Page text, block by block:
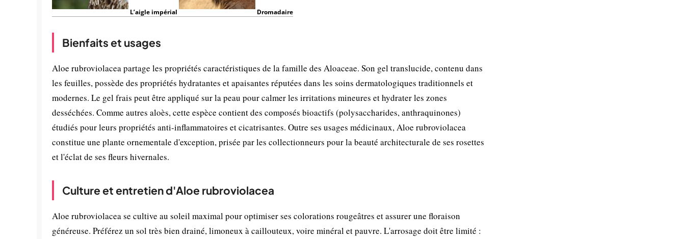
L’aigle impérial Dromadaire
Bienfaits et usages
Aloe rubroviolacea partage les propriétés caractéristiques de la famille des Aloaceae. Son gel translucide, contenu dans
les feuilles, possède des propriétés hydratantes et apaisantes réputées dans les soins dermatologiques traditionnels et
modernes. Le gel frais peut être appliqué sur la peau pour calmer les irritations mineures et hydrater les zones
desséchées. Comme autres aloès, cette espèce contient des composés bioactifs (polysaccharides, anthraquinones)
étudiés pour leurs propriétés anti-inflammatoires et cicatrisantes. Outre ses usages médicinaux, Aloe rubroviolacea
constitue une plante ornementale d'exception, prisée par les collectionneurs pour la beauté architecturale de ses rosettes
et l'éclat de ses fleurs hivernales.
Culture et entretien d'Aloe rubroviolacea
Aloe rubroviolacea se cultive au soleil maximal pour optimiser ses colorations rougeâtres et assurer une floraison
généreuse. Préférez un sol très bien drainé, limoneux à caillouteux, voire minéral et pauvre. L'arrosage doit être limité :